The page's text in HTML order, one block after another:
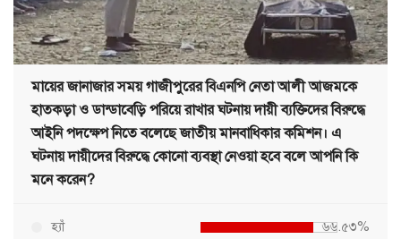
মায়ের জানাজার সময় গাজীপুরের বিএনপি নেতা আলী আজমকে
হাতকড়া ও ডান্ডাবেড়ি পরিয়ে রাখার ঘটনায় দায়ী ব্যক্তিদের বিরুদ্ধে
আইনি পদক্ষেপ নিতে বলেছে জাতীয় মানবাধিকার কমিশন। এ
ঘটনায় দায়ীদের বিরুদ্ধে কোনো ব্যবস্থা নেওয়া হবে বলে আপনি কি
মনে করেন?
হ্যাঁ ৬৬.৫৩%